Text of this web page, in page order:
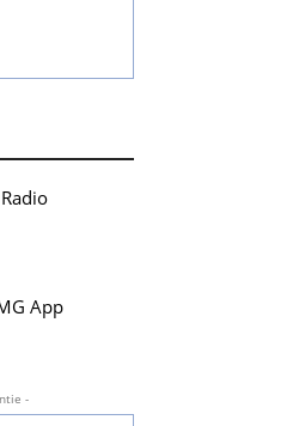
App
-